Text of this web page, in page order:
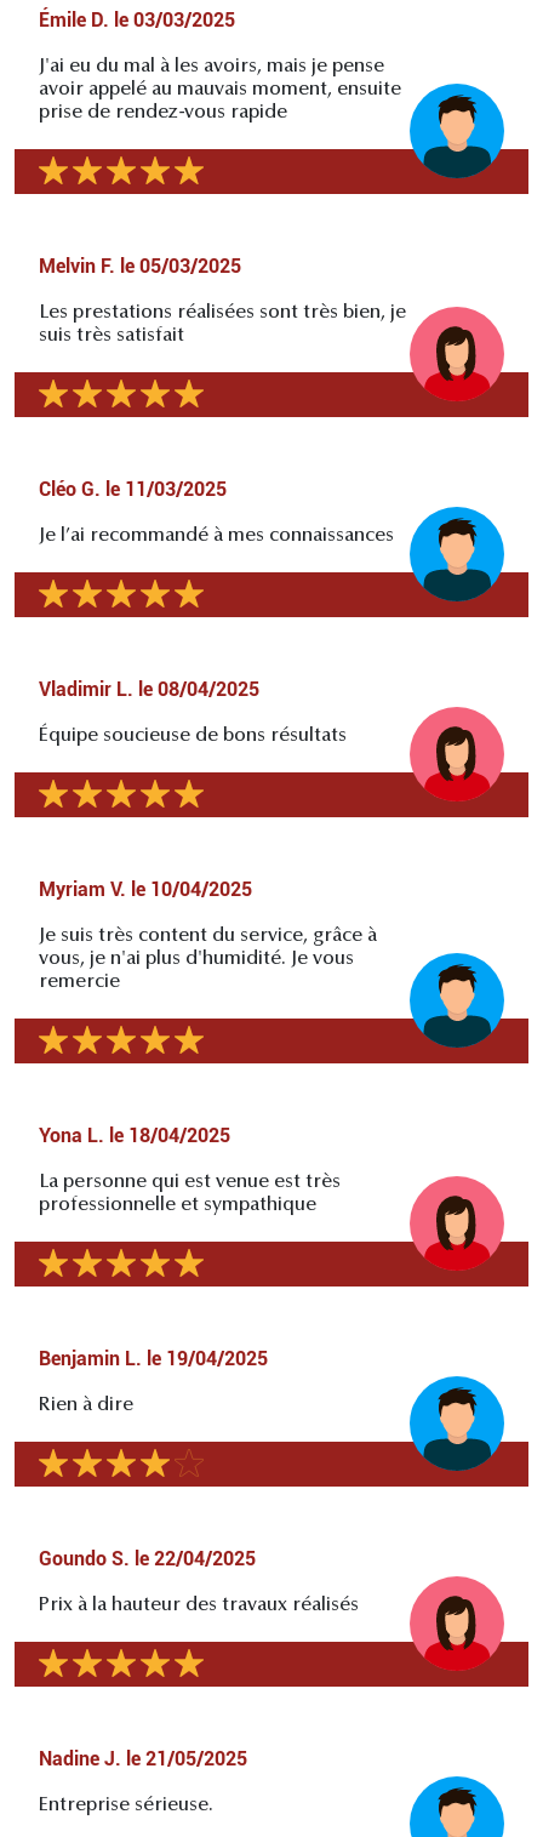
Émile D. le 03/03/2025
J'ai eu du mal à les avoirs, mais je pense
avoir appelé au mauvais moment, ensuite
prise de rendez-vous rapide
Melvin F. le 05/03/2025
Les prestations réalisées sont très bien, je
suis très satisfait
Cléo G. le 11/03/2025
Je l’ai recommandé à mes connaissances
Vladimir L. le 08/04/2025
Équipe soucieuse de bons résultats
Myriam V. le 10/04/2025
Je suis très content du service, grâce à
vous, je n'ai plus d'humidité. Je vous
remercie
Yona L. le 18/04/2025
La personne qui est venue est très
professionnelle et sympathique
Benjamin L. le 19/04/2025
Rien à dire
Goundo S. le 22/04/2025
Prix à la hauteur des travaux réalisés
Nadine J. le 21/05/2025
Entreprise sérieuse.